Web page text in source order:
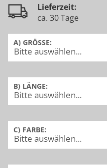
Lieferzeit:
ca. 30 Tage
A) GRÖSSE:
B) LÄNGE:
C) FARBE: